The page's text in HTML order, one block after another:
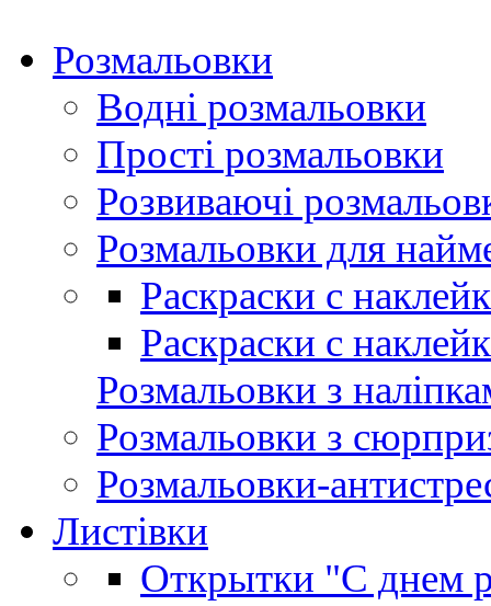
Розмальовки
Водні розмальовки
Прості розмальовки
Розвиваючі
Розмальовки для
Раскраски с
Раскраски с
Розмальовки з
Розмальовки з
Розмальовки-
Листівки
Открытки "С днем